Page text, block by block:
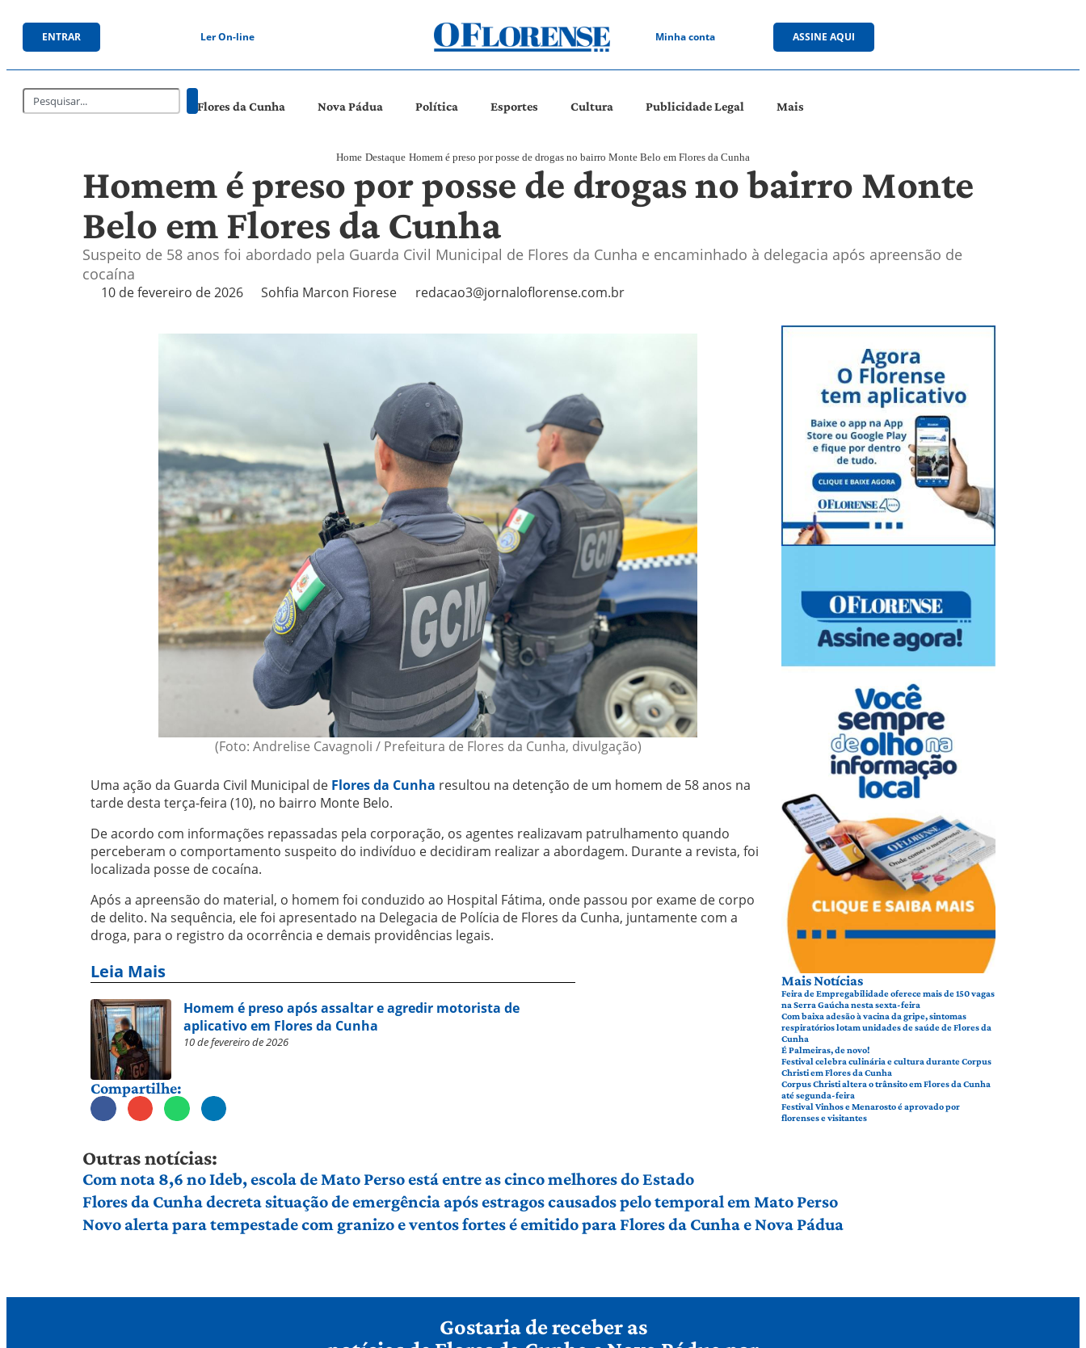
ENTRAR Ler On-line Minha conta ASSINE AQUI
Flores da Cunha Nova Pádua Política Esportes Cultura Publicidade Legal Mais
Home Destaque Homem é preso por posse de drogas no bairro Monte Belo em Flores da Cunha
Homem é preso por posse de drogas no bairro Monte
Belo em Flores da Cunha
Suspeito de 58 anos foi abordado pela Guarda Civil Municipal de Flores da Cunha e encaminhado à delegacia após apreensão de
cocaína
10 de fevereiro de 2026 Sohfia Marcon Fiorese redacao3@jornaloflorense.com.br
(Foto: Andrelise Cavagnoli / Prefeitura de Flores da Cunha, divulgação)
Uma ação da Guarda Civil Municipal de Flores da Cunha resultou na detenção de um homem de 58 anos na
tarde desta terça-feira (10), no bairro Monte Belo.
De acordo com informações repassadas pela corporação, os agentes realizavam patrulhamento quando
perceberam o comportamento suspeito do indivíduo e decidiram realizar a abordagem. Durante a revista, foi
localizada posse de cocaína.
Após a apreensão do material, o homem foi conduzido ao Hospital Fátima, onde passou por exame de corpo
de delito. Na sequência, ele foi apresentado na Delegacia de Polícia de Flores da Cunha, juntamente com a
droga, para o registro da ocorrência e demais providências legais.
Leia Mais
Homem é preso após assaltar e agredir motorista de
aplicativo em Flores da Cunha
10 de fevereiro de 2026
Compartilhe:
Mais Notícias
Feira de Empregabilidade oferece mais de 150 vagas
na Serra Gaúcha nesta sexta-feira
Com baixa adesão à vacina da gripe, sintomas
respiratórios lotam unidades de saúde de Flores da
Cunha
É Palmeiras, de novo!
Festival celebra culinária e cultura durante Corpus
Christi em Flores da Cunha
Corpus Christi altera o trânsito em Flores da Cunha
até segunda-feira
Festival Vinhos e Menarosto é aprovado por
florenses e visitantes
Outras notícias:
Com nota 8,6 no Ideb, escola de Mato Perso está entre as cinco melhores do Estado
Flores da Cunha decreta situação de emergência após estragos causados pelo temporal em Mato Perso
Novo alerta para tempestade com granizo e ventos fortes é emitido para Flores da Cunha e Nova Pádua
Gostaria de receber as